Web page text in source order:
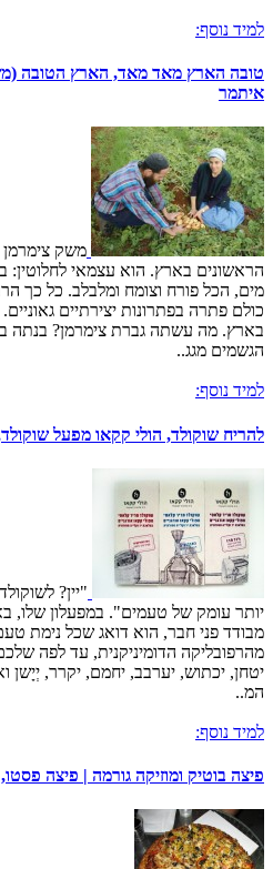
למיד נוסף:
טובה הארץ מאד מאד, הארץ הטובה
איתמר
משק צימרמן
הראשונים בארץ. הוא עצמאי לחלוטין:
מים, הכל פורח וצומח ומלבלב. כל כך
כולם פתרה בפתרונות יצירתיים
בארץ. מה עשתה גברת צימרמן? בנתה
הגשמים מגג..
למיד נוסף:
להריח שוקולד, הולי קקאו מפעל
"יין?
יותר עומק של טעמים". במפעלון שלו,
מבודד פני חבר, הוא דואג שכל נימת
מהרפובליקה הדומיניקנית, עד לפה
יטחן, יכתוש, יערבב, יחמם, יקרר,
המ..
למיד נוסף:
פיצה בוטיק ומוזיקה גורמה | פיצה פסטו,